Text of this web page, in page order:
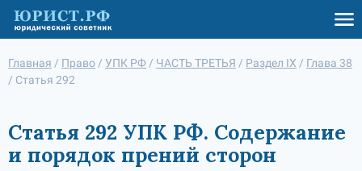
Главная / Право / УПК РФ / ЧАСТЬ ТРЕТЬЯ / Раздел IX / Глава 38
/ Статья 292
Статья 292 УПК РФ. Содержание
и порядок прений сторон